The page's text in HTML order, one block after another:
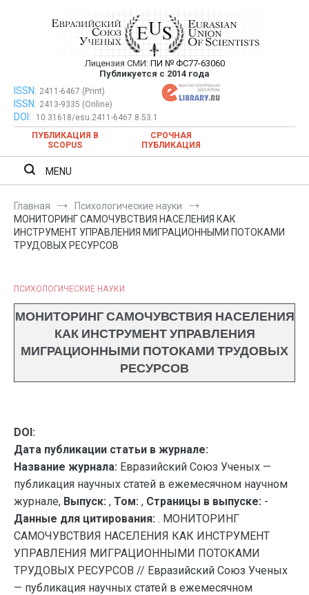
Евразийский Союз Ученых —
публикация научных статей в
ежемесячном научном журнале
Лицензия СМИ: ПИ № ФС77-63060
Публикуется с 2014 года
Евразийский Союз Ученых — публикация научных статей в
ежемесячном научном журнале
ISSN: 2411-6467 (Print)
ISSN: 2413-9335 (Online)
DOI:
10.31618/esu.2411-6467.8.53.1
ПУБЛИКАЦИЯ В
SCOPUS
СРОЧНАЯ
ПУБЛИКАЦИЯ
MENU
Главная
Психологические науки
МОНИТОРИНГ САМОЧУВСТВИЯ НАСЕЛЕНИЯ КАК
ИНСТРУМЕНТ УПРАВЛЕНИЯ МИГРАЦИОННЫМИ ПОТОКАМИ
ТРУДОВЫХ РЕСУРСОВ
ПСИХОЛОГИЧЕСКИЕ НАУКИ
МОНИТОРИНГ САМОЧУВСТВИЯ НАСЕЛЕНИЯ
КАК ИНСТРУМЕНТ УПРАВЛЕНИЯ
МИГРАЦИОННЫМИ ПОТОКАМИ ТРУДОВЫХ
РЕСУРСОВ
DOI:
Дата публикации статьи в журнале:
Название журнала: Евразийский Союз Ученых —
публикация научных статей в ежемесячном научном
журнале, Выпуск: , Том: , Страницы в выпуске: -
Данные для цитирования: . МОНИТОРИНГ
САМОЧУВСТВИЯ НАСЕЛЕНИЯ КАК ИНСТРУМЕНТ
УПРАВЛЕНИЯ МИГРАЦИОННЫМИ ПОТОКАМИ
ТРУДОВЫХ РЕСУРСОВ // Евразийский Союз Ученых
— публикация научных статей в ежемесячном